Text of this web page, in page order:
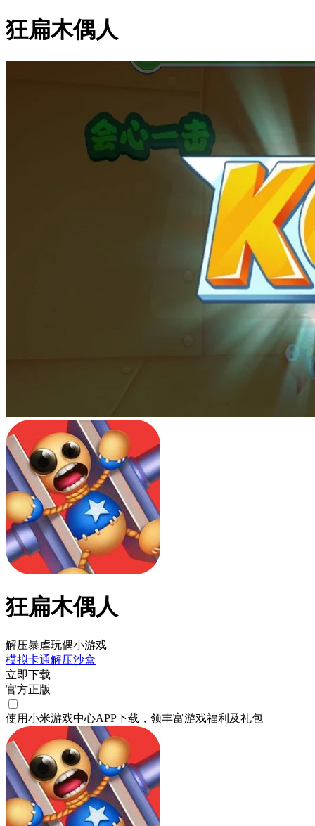
狂扁木偶人
狂扁木偶人
解压暴虐玩偶小游戏
模拟卡通解压沙盒
立即下载
官方正版
使用小米游戏中心APP下载 ，领丰富游戏福利 及礼包